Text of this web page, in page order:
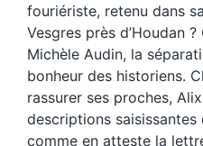
fouriériste, retenu dans
Vesgres près d’Houdan
Michèle Audin, la
bonheur des historiens.
rassurer ses proches,
descriptions
comme en atteste la